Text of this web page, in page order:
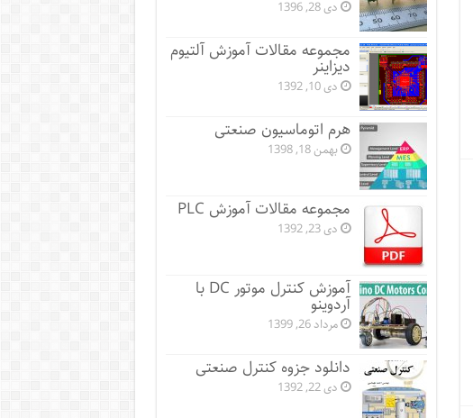
دی 28, 1396
مجموعه مقالات آموزش آلتیوم
دیزاینر
دی 10, 1392
هرم اتوماسیون صنعتی
بهمن 18, 1398
مجموعه مقالات آموزش PLC
دی 23, 1392
آموزش کنترل موتور DC با
آردوینو
مرداد 26, 1399
دانلود جزوه کنترل صنعتی
دی 22, 1392